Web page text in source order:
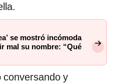
se mostró incómoda
mal su nombre: “Qué
conversando y